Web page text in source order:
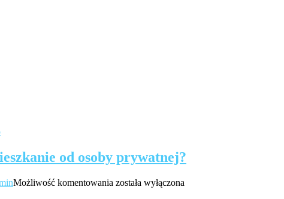
od osoby prywatnej?
Możliwość komentowania Czy
została wyłączona